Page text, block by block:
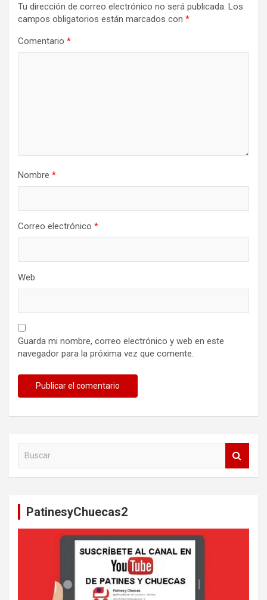
Tu dirección de correo electrónico no será publicada. Los
campos obligatorios están marcados con *
Comentario *
Nombre *
Correo electrónico *
Web
Guarda mi nombre, correo electrónico y web en este
navegador para la próxima vez que comente.
PatinesyChuecas2